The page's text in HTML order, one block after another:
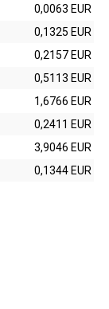
0,0063 EUR
0,1325 EUR
0,2157 EUR
0,5113 EUR
1,6766 EUR
0,2411 EUR
3,9046 EUR
0,1344 EUR